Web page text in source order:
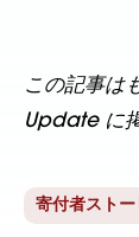
この記事は
Update に
寄付者ストー